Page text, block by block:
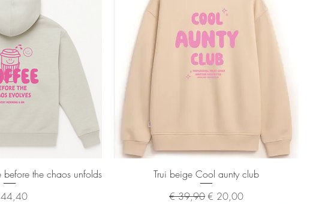
the chaos unfolds
Trui beige Cool aunty club
Normale prijs
€ 39,90Verkoopprijs
€ 20,00